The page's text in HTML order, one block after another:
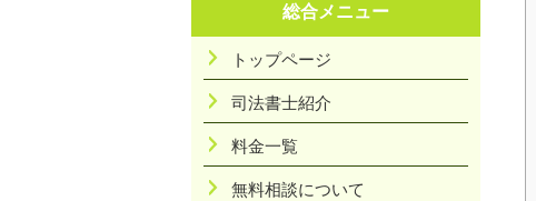
総合メニュー
トップページ
司法書士紹介
料金一覧
無料相談について